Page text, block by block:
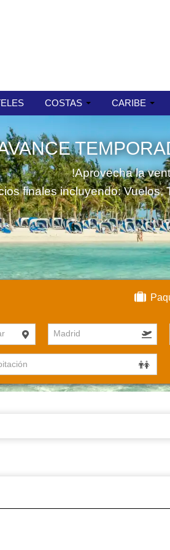
COSTAS CARIBE
!Aprovecha la
finales incluyendo: Vuelos,
Madrid